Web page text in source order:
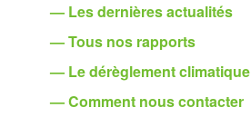
— Les dernières actualités
— Tous nos rapports
— Le dérèglement climatique
— Comment nous contacter